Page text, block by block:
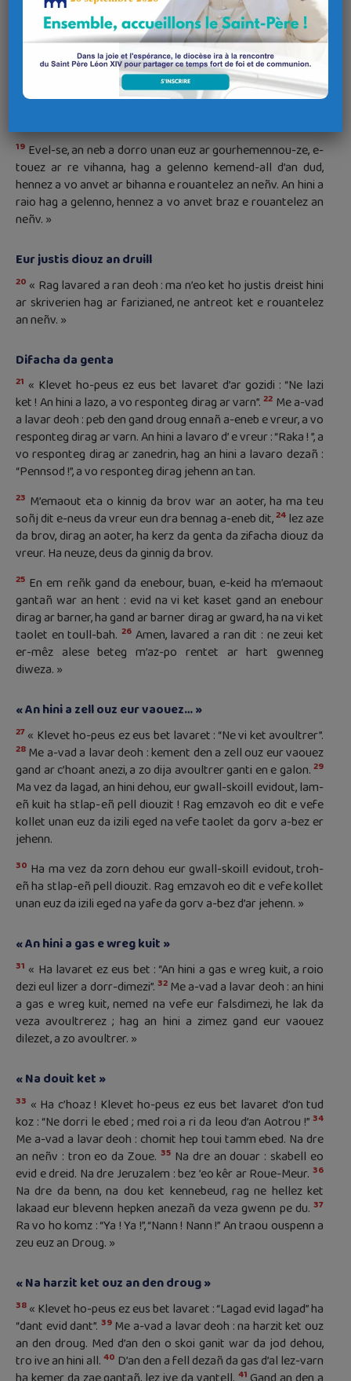
Seveni kentoh eged distruja
« Na gredit ket on deut da dorri al lezenn hag ar brofeted ;
n’on ket deut d’o zorri med d’o zeveni.18Rag, amen, lavared
a ran deoh : ken na vo tremenet an neñv hag an douar, ne
dremeno ket eun i, eun tired nemetañ, euz al lezenn, ken na
19 Evel-se, an neb a dorro unan euz ar gourhemennou-ze, e-
touez ar re vihanna, hag a gelenno kemend-all d’an dud,
hennez a vo anvet ar bihanna e rouantelez an neñv. An hini a
raio hag a gelenno, hennez a vo anvet braz e rouantelez an
neñv. »
Eur justis diouz an druill
20 « Rag lavared a ran deoh : ma n’eo ket ho justis dreist hini
ar skriverien hag ar farizianed, ne antreot ket e rouantelez
an neñv. »
Difacha da genta
21 « Klevet ho-peus ez eus bet lavaret d’ar gozidi : “Ne lazi
ket ! An hini a lazo, a vo responteg dirag ar varn”.22 Me a-vad
a lavar deoh : peb den gand droug ennañ a-eneb e vreur, a vo
responteg dirag ar varn. An hini a lavaro d’ e vreur : “Raka ! ”, a
vo responteg dirag ar zanedrin, hag an hini a lavaro dezañ :
“Pennsod !”, a vo responteg dirag jehenn an tan.
23 M’emaout eta o kinnig da brov war an aoter, ha ma teu
soñj dit e-neus da vreur eun dra bennag a-eneb dit,24 lez aze
da brov, dirag an aoter, ha kerz da genta da zifacha diouz da
vreur. Ha neuze, deus da ginnig da brov.
25 En em reñk gand da enebour, buan, e-keid ha m’emaout
gantañ war an hent : evid na vi ket kaset gand an enebour
dirag ar barner, ha gand ar barner dirag ar gward, ha na vi ket
taolet en toull-bah. 26 Amen, lavared a ran dit : ne zeui ket
er-mêz alese beteg m’az-po rentet ar hart gwenneg
diweza. »
« An hini a zell ouz eur vaouez… »
27 « Klevet ho-peus ez eus bet lavaret : “Ne vi ket avoultrer”.
28 Me a-vad a lavar deoh : kement den a zell ouz eur vaouez
gand ar c’hoant anezi, a zo dija avoultrer ganti en e galon. 29
Ma vez da lagad, an hini dehou, eur gwall-skoill evidout, lam-
eñ kuit ha stlap-eñ pell diouzit ! Rag emzavoh eo dit e vefe
kollet unan euz da izili eged na vefe taolet da gorv a-bez er
jehenn.
30 Ha ma vez da zorn dehou eur gwall-skoill evidout, troh-
eñ ha stlap-eñ pell diouzit. Rag emzavoh eo dit e vefe kollet
unan euz da izili eged na yafe da gorv a-bez d’ar jehenn. »
« An hini a gas e wreg kuit »
31 « Ha lavaret ez eus bet : “An hini a gas e wreg kuit, a roio
dezi eul lizer a dorr-dimezi”. 32Me a-vad a lavar deoh : an hini
a gas e wreg kuit, nemed na vefe eur falsdimezi, he lak da
veza avoultrerez ; hag an hini a zimez gand eur vaouez
dilezet, a zo avoultrer. »
« Na douit ket »
33 « Ha c’hoaz ! Klevet ho-peus ez eus bet lavaret d’on tud
koz : “Ne dorri le ebed ; med roi a ri da leou d’an Aotrou !” 34
Me a-vad a lavar deoh : chomit hep toui tamm ebed. Na dre
an neñv : tron eo da Zoue. 35 Na dre an douar : skabell eo
evid e dreid. Na dre Jeruzalem : bez ’eo kêr ar Roue-Meur. 36
Na dre da benn, na dou ket kennebeud, rag ne hellez ket
lakaad eur blevenn hepken anezañ da veza gwenn pe du. 37
Ra vo ho komz : “Ya ! Ya !”, “Nann ! Nann !” An traou ouspenn a
zeu euz an Droug. »
« Na harzit ket ouz an den droug »
38 « Klevet ho-peus ez eus bet lavaret : “Lagad evid lagad” ha
“dant evid dant”. 39Me a-vad a lavar deoh : na harzit ket ouz
an den droug. Med d’an den o skoi ganit war da jod dehou,
tro ive an hini all. 40 D’an den a fell dezañ da gas d’al lez-varn
41